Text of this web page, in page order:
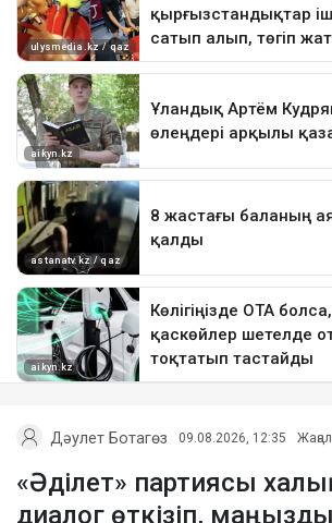
Дәулет Ботагөз 09.08.2026, 12:35
«Әділет» партиясы
диалог өткізіп, маңызды